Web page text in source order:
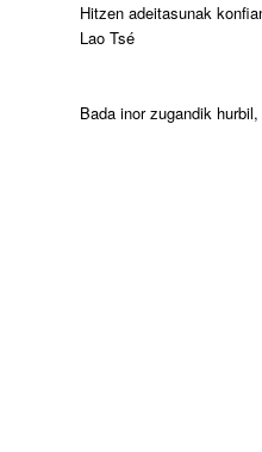
Hitzen adeitasunak
Lao Tsé
Bada inor zugandik